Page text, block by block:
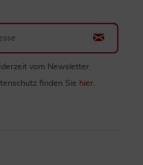
vom Newsletter
finden Sie hier.